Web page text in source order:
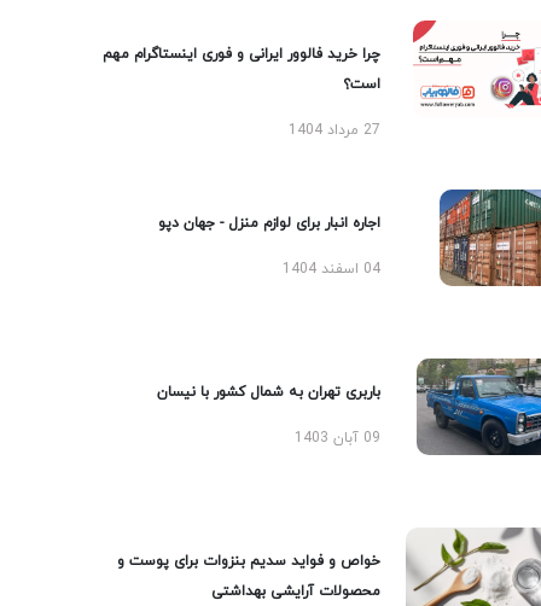
چرا خرید فالوور ایرانی و فوری اینستاگرام مهم
است؟
27 مرداد 1404
اجاره انبار برای لوازم منزل - جهان دپو
04 اسفند 1404
باربری تهران به شمال کشور با نیسان
09 آبان 1403
خواص و فواید سدیم بنزوات برای پوست و
محصولات آرایشی بهداشتی